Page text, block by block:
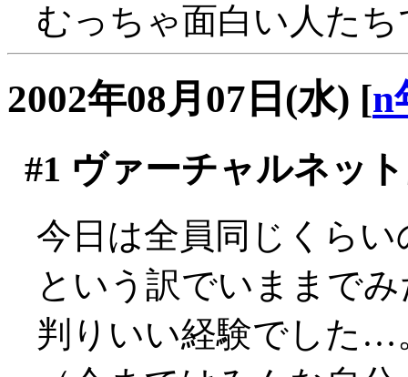
むっちゃ面白い人た
2002年08月07日(水) [n
#1 ヴァーチャルネッ
今日は全員同じくら
という訳でいままで
判りいい経験でした…